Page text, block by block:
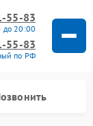
55-83
до 20:00
55-83
по РФ